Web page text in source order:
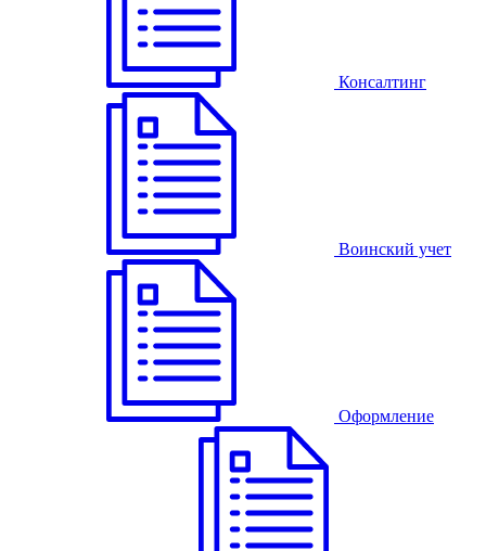
Консалтинг
Воинский учет
Оформление